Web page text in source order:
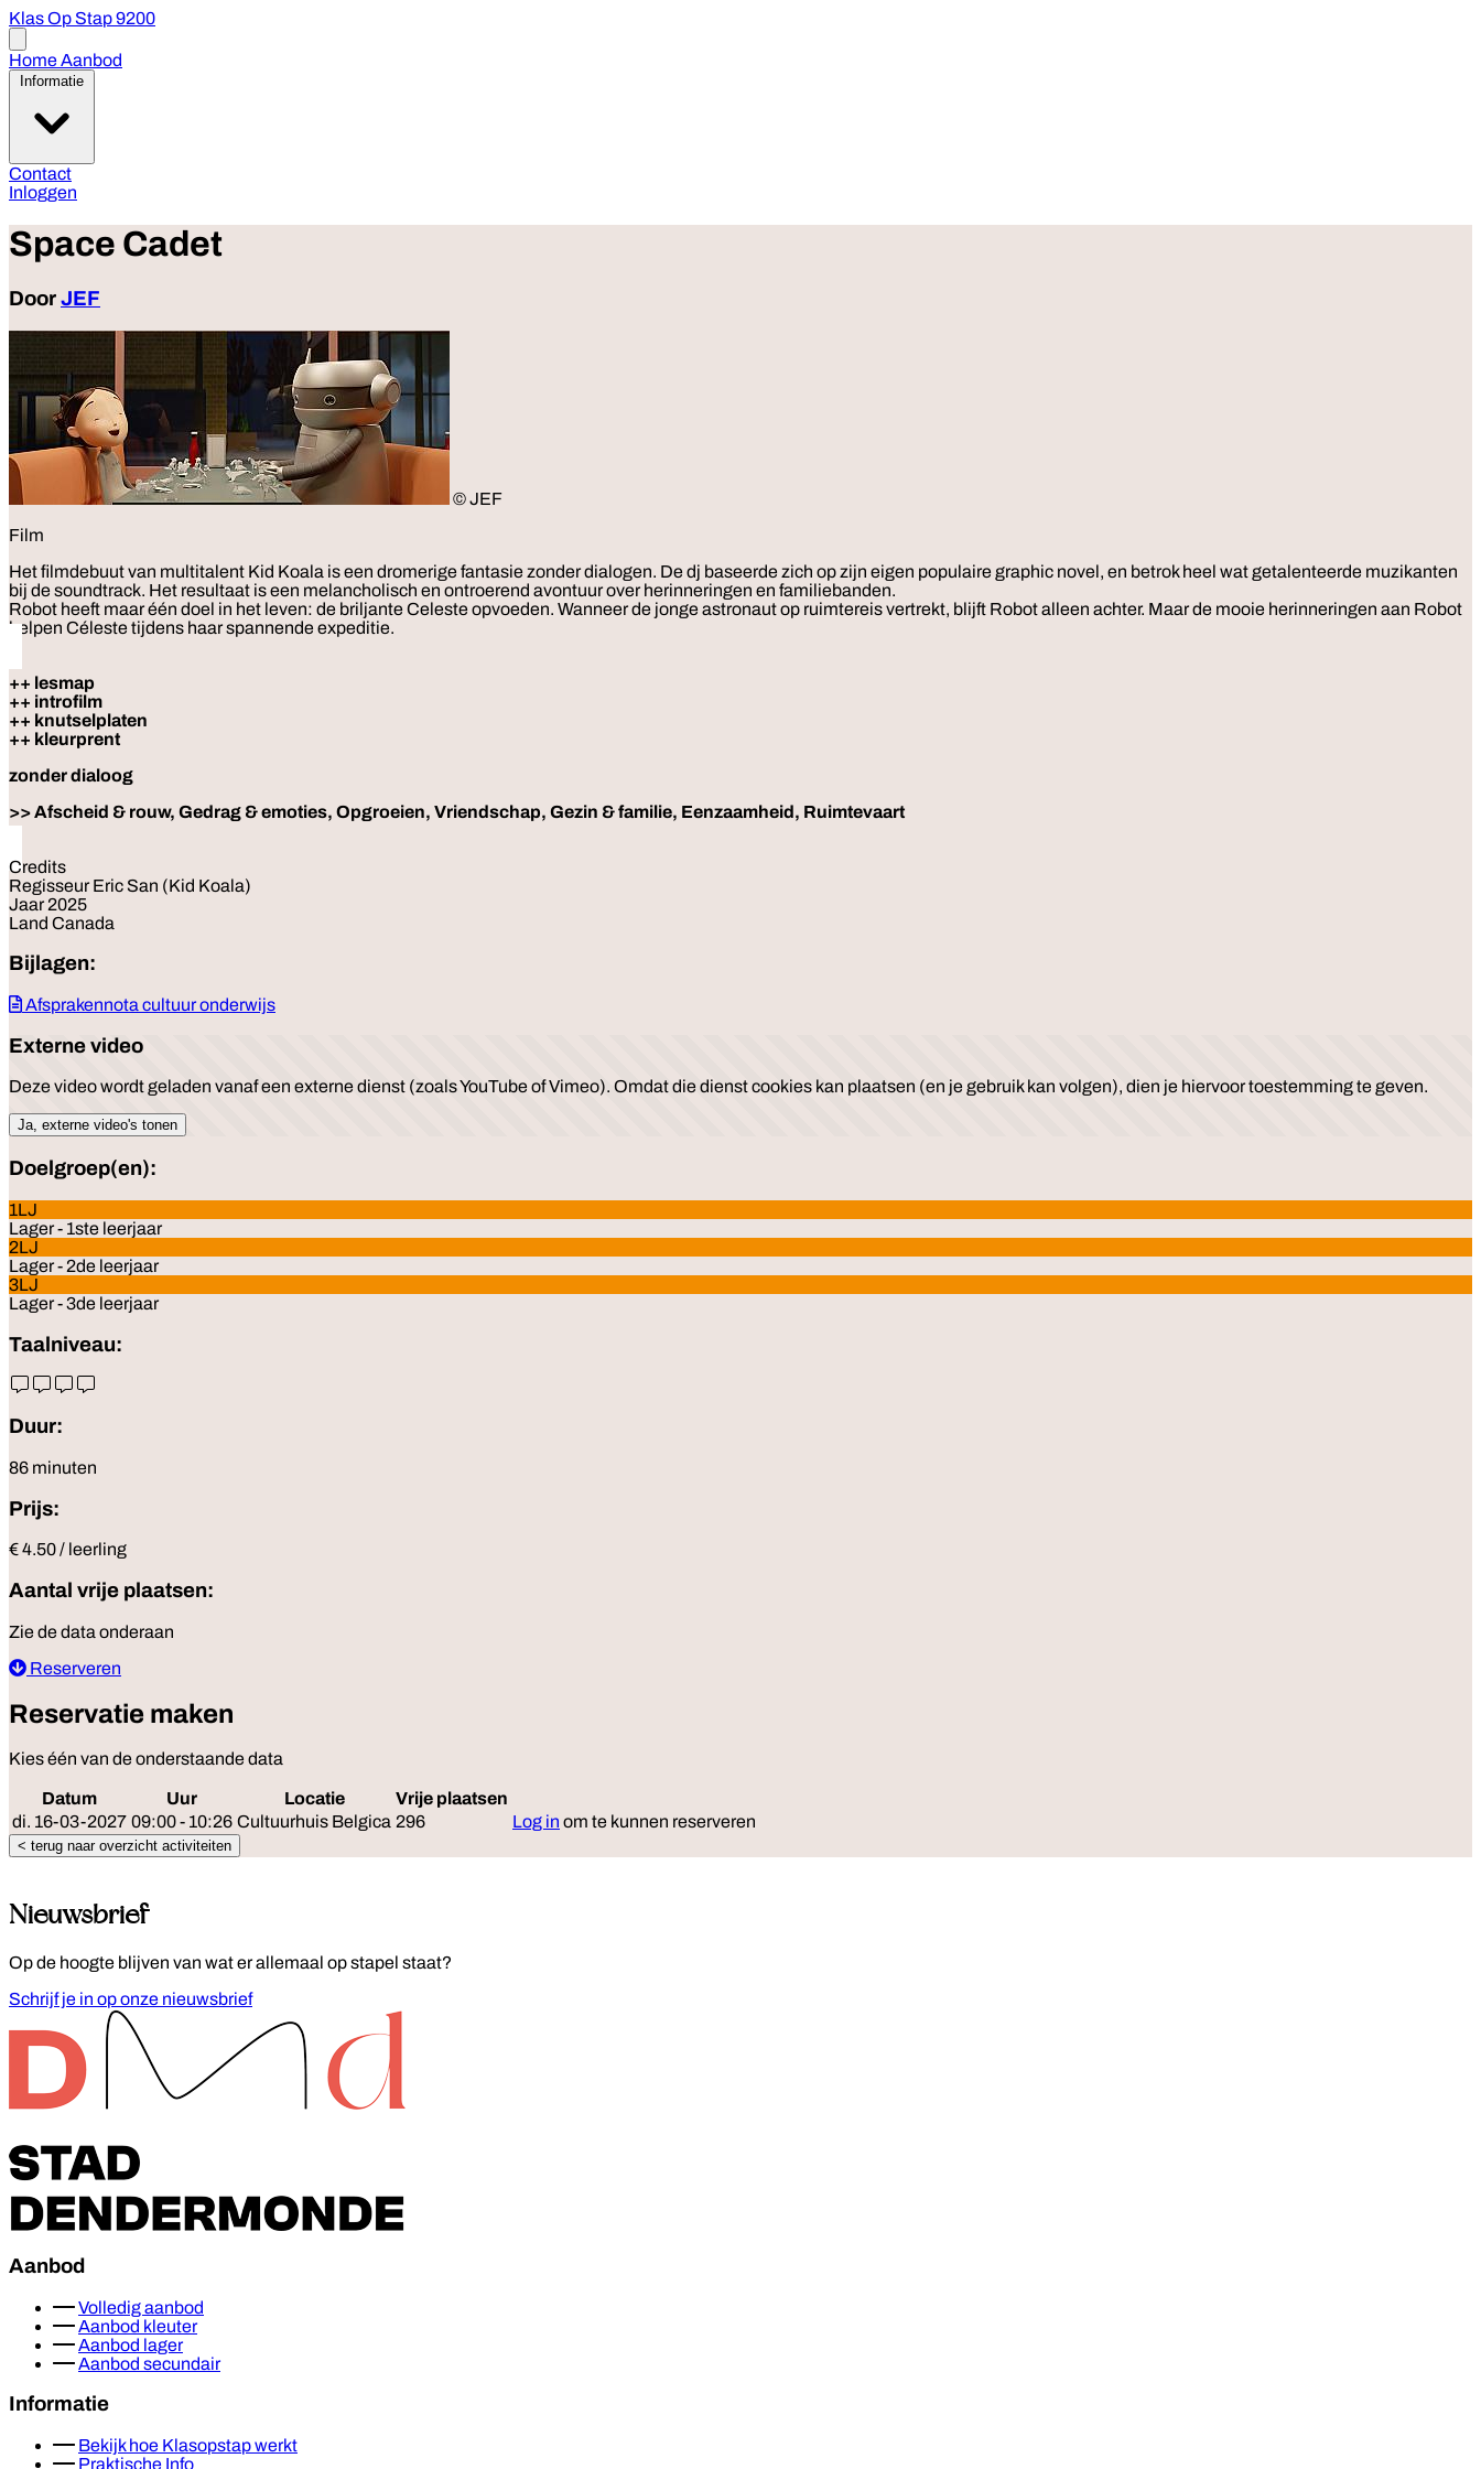
Klas Op Stap 9200
menu
HomeAanbod
Informatie
Contact
Inloggen
Space Cadet
Door JEF
© JEF
Film
Het filmdebuut van multitalent Kid Koala is een dromerige fantasie zonder dialogen. De dj baseerde zich op zijn eigen populaire graphic novel, en betrok heel wat getalenteerde muzikanten
bij de soundtrack. Het resultaat is een melancholisch en ontroerend avontuur over herinneringen en familiebanden.
Robot heeft maar één doel in het leven: de briljante Celeste opvoeden. Wanneer de jonge astronaut op ruimtereis vertrekt, blijft Robot alleen achter. Maar de mooie herinneringen aan Robot
helpen Céleste tijdens haar spannende expeditie.
++ lesmap
++ introfilm
++ knutselplaten
++ kleurprent
zonder dialoog
>> Afscheid & rouw, Gedrag & emoties, Opgroeien, Vriendschap, Gezin & familie, Eenzaamheid, Ruimtevaart
Credits
Regisseur Eric San (Kid Koala)
Jaar 2025
Land Canada
Bijlagen:
Afsprakennota cultuur onderwijs
Externe video
Deze video wordt geladen vanaf een externe dienst (zoals YouTube of Vimeo). Omdat die dienst cookies kan plaatsen (en je gebruik kan volgen), dien je hiervoor toestemming te geven.
Ja, externe video's tonen
Doelgroep(en):
1LJ
Lager - 1ste leerjaar
2LJ
Lager - 2de leerjaar
3LJ
Lager - 3de leerjaar
Taalniveau:
Duur:
86 minuten
Prijs:
€ 4.50 / leerling
Aantal vrije plaatsen:
Zie de data onderaan
Reserveren
Reservatie maken
Kies één van de onderstaande data
Datum Uur Locatie Vrije plaatsen
di. 16-03-2027 09:00 - 10:26 Cultuurhuis Belgica 296 Log in om te kunnen reserveren
< terug naar overzicht activiteiten
Nieuwsbrief
Op de hoogte blijven van wat er allemaal op stapel staat?
Schrijf je in op onze nieuwsbrief
Aanbod
Volledig aanbod
Aanbod kleuter
Aanbod lager
Aanbod secundair
Informatie
Bekijk hoe Klasopstap werkt
Praktische Info